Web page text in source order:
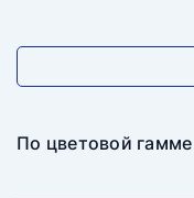
По цветовой гамме